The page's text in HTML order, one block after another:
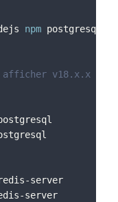
npm postgresql
v18.x.x ou
server
server